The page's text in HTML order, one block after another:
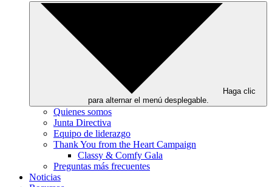
Haga clic
para alternar el menú desplegable.
Quienes somos
Junta Directiva
Equipo de liderazgo
Thank You from the Heart Campaign
Classy & Comfy Gala
Preguntas más frecuentes
Noticias